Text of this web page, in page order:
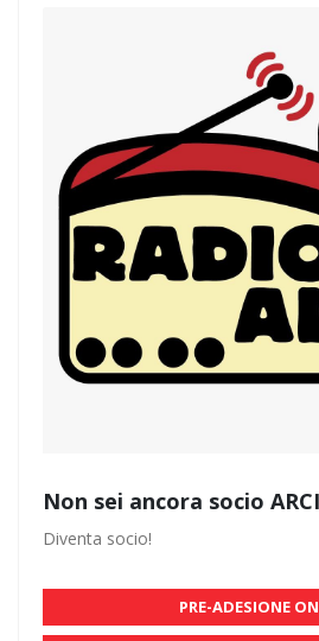
Non sei ancora socio
Diventa socio!
PRE-ADESIONE